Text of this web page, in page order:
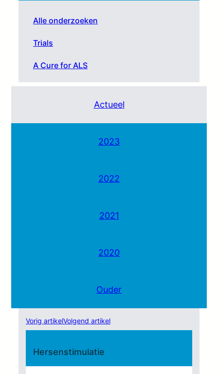
Alle onderzoeken
Trials
A Cure for ALS
Actueel
2023
2022
2021
2020
Ouder
Vorig artikelVolgend artikel
Hersenstimulatie